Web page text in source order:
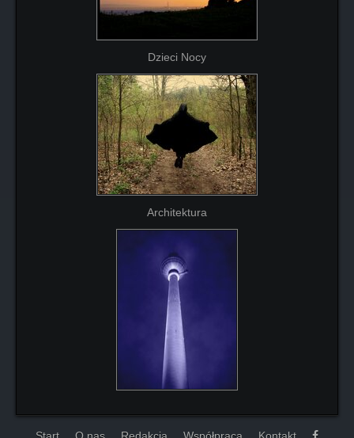
Dzieci Nocy
Architektura